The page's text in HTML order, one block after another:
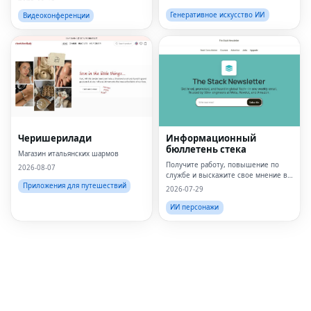
Видеоконференции
и изображений для авторов,
маркетологов и бизнеса.
Генеративное искусство ИИ
Черишерилади
Магазин итальянских шармов
2026-08-07
Приложения для путешествий
Информационный
бюллетень стека
Получите работу, повышение по
службе и выскажите свое мнение в
сфере технологий по всему миру —
еженедельно.Нам доверяют 45 тыс.
2026-07-29
ИИ персонажи